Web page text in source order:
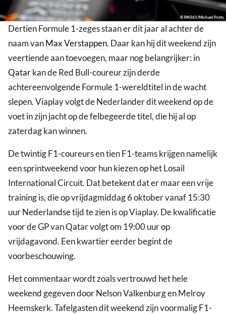
© RN365/Michael Potts
Dertien Formule 1-zeges staan er dit jaar al achter de
naam vanMax Verstappen. Daar kan hij dit weekend zijn
veertiende aan toevoegen, maar nog belangrijker: in
Qatarkan de Red Bull-coureur zijn derde
achtereenvolgende Formule 1-wereldtitel in de wacht
slepen. Viaplay volgt de Nederlander dit weekend op de
voet in zijn jacht op de felbegeerde titel, die hij al op
zaterdag kan winnen.
De twintig F1-coureurs en tien F1-teams krijgen namelijk
een sprintweekend voor hun kiezen op het Losail
International Circuit. Dat betekent dat er maar een vrije
training is, die op vrijdagmiddag 6 oktober vanaf 15:30
uur Nederlandse tijd te zien is op Viaplay. De kwalificatie
voor de GP van Qatar volgt om 19:00 uur op
vrijdagavond. Een kwartier eerder begint de
voorbeschouwing.
Het commentaar wordt zoals vertrouwd het hele
weekend gegeven door Nelson Valkenburg en Melroy
Heemskerk. Tafelgasten dit weekend zijn voormalig F1-